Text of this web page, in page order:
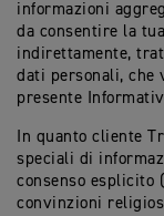
informazioni
da consentire la
indirettamente,
dati personali, che
presente
In quanto cliente
speciali di
consenso esplicito
convinzioni